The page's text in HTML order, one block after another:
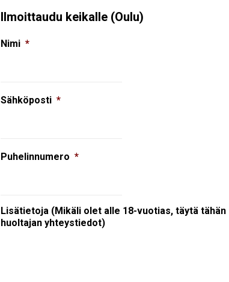
Ilmoittaudu keikalle (Oulu)
Nimi *
Sähköposti *
Puhelinnumero *
Lisätietoja (Mikäli olet alle 18-vuotias, täytä tähän
huoltajan yhteystiedot)